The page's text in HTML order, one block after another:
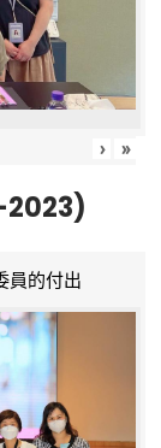
› »
2023)
員的付出